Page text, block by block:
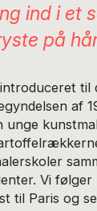
ind i et
på
til
af
unge
Vi
til Paris og